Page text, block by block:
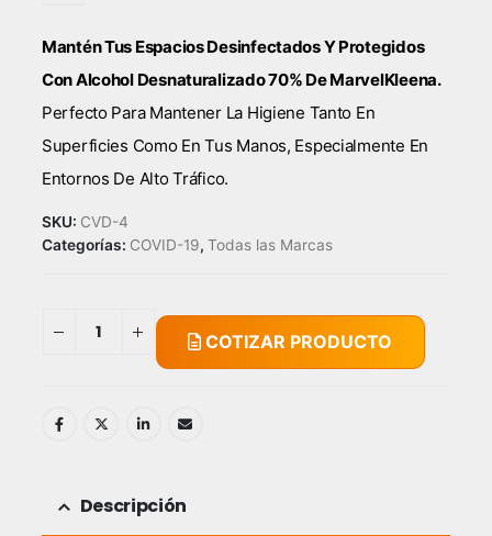
Mantén Tus Espacios Desinfectados Y Protegidos
Con Alcohol Desnaturalizado 70% De MarvelKleena.
Perfecto Para Mantener La Higiene Tanto En
Superficies Como En Tus Manos, Especialmente En
Entornos De Alto Tráfico.
SKU: CVD-4
Categorías: COVID-19, Todas las Marcas
COTIZAR PRODUCTO
Descripción